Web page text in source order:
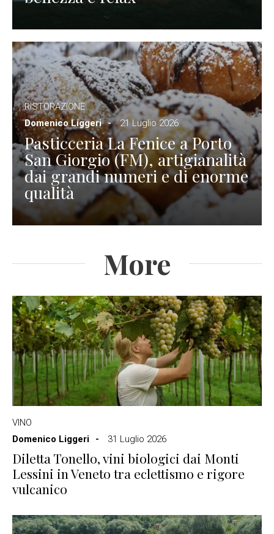
RISTORAZIONE
Domenico Liggeri
21 Luglio 2026
Pasticceria La Fenice a Porto
San Giorgio (FM), artigianalità
dai grandi numeri e di enorme
qualità
More
VINO
Domenico Liggeri
31 Luglio 2026
Diletta Tonello, vini biologici dai Monti
Lessini in Veneto tra eclettismo e rigore
vulcanico